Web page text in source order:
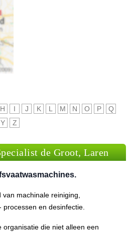
H I J K L M N O P
Q
Y Z
de Groot, Laren
machinale reiniging,
en desinfectie.
organisatie die niet alleen een